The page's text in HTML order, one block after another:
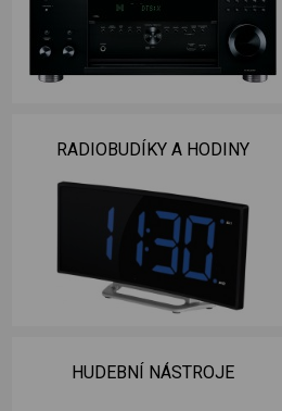
RADIOBUDÍKY A HODINY
HUDEBNÍ NÁSTROJE